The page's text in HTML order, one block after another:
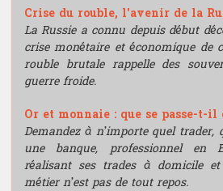
Crise du rouble, l'avenir de la
La Russie a connu depuis début
crise monétaire et économique de
rouble brutale rappelle des
guerre froide.
Or et monnaie : que se passe-t-il
Demandez à n’importe quel trader,
une banque, professionnel en
réalisant ses trades à domicile
métier n’est pas de tout repos.